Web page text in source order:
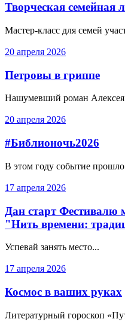
Творческая семейная
Мастер-класс для семей
20 апреля 2026
Петровы в гриппе
Нашумевший роман Алексея
20 апреля 2026
#Библионочь2026
В этом году событие
17 апреля 2026
Дан старт Фестивалю
"Нить времени:
Успевай занять место...
17 апреля 2026
Космос в ваших руках
Литературный гороскоп